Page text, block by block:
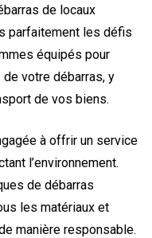
de locaux
parfaitement les défis
équipés pour
votre débarras, y
de vos biens.
à offrir un service
l’environnement.
de débarras
les matériaux et
manière responsable.